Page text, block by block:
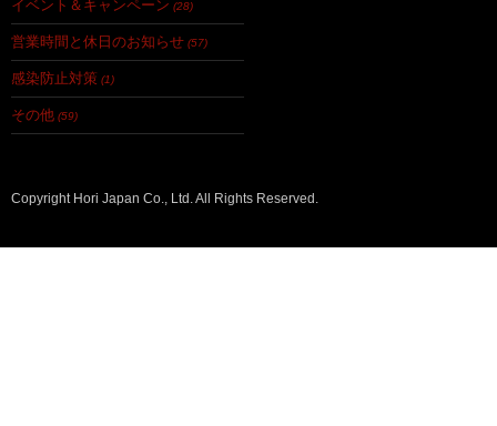
イベント＆キャンペーン (28)
営業時間と休日のお知らせ (57)
感染防止対策 (1)
その他 (59)
Copyright Hori Japan Co., Ltd. All Rights Reserved.